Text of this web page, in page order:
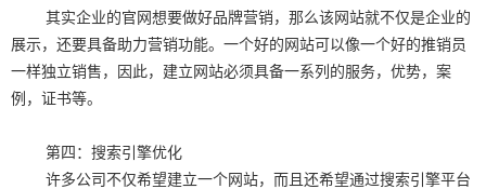
其实企业的官网想要做好品牌营销，那么该网站就不仅是企业的
展示，还要具备助力营销功能。一个好的网站可以像一个好的推销员
一样独立销售，因此，建立网站必须具备一系列的服务，优势，案
例，证书等。
第四：搜索引擎优化
许多公司不仅希望建立一个网站，而且还希望通过搜索引擎平台